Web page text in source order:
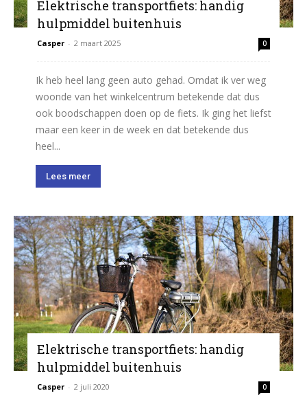
Elektrische transportfiets: handig
hulpmiddel buitenhuis
Casper - 2 maart 2025 0
Ik heb heel lang geen auto gehad. Omdat ik ver weg
woonde van het winkelcentrum betekende dat dus
ook boodschappen doen op de fiets. Ik ging het liefst
maar een keer in de week en dat betekende dus
heel...
Lees meer
Elektrische transportfiets: handig
hulpmiddel buitenhuis
Casper - 2 juli 2020 0